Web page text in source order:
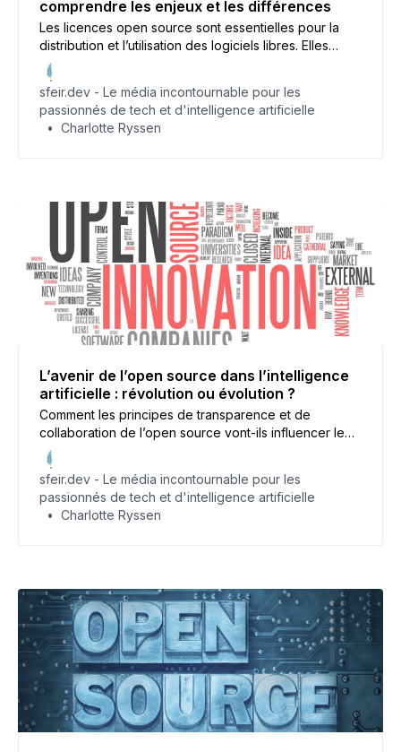
comprendre les enjeux et les différences
Les licences open source sont essentielles pour la
distribution et l’utilisation des logiciels libres. Elles
définissent les droits et les obligations des utilisateurs
et des développeurs. Cet article explore les
principales licences open source, leurs
caractéristiques et leurs implications.
sfeir.dev - Le média incontournable pour les
passionnés de tech et d'intelligence artificielle
Charlotte Ryssen
L’avenir de l’open source dans l’intelligence
artificielle : révolution ou évolution ?
Comment les principes de transparence et de
collaboration de l’open source vont-ils influencer le
développement futur de l’IA ?
sfeir.dev - Le média incontournable pour les
passionnés de tech et d'intelligence artificielle
Charlotte Ryssen